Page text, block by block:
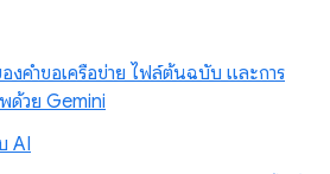
งคำขอเครือข่าย ไฟล์ต้นฉบับ และการ
ด้วย Gemini
AI